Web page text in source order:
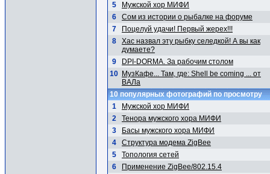
5
Мужской хор МИФИ
6
Сом из истории о рыбалке на форуме
7
Поцелуй удачи! Первый жерех!!!
8
Хас назвал эту рыбку селедкой! А вы как
думаете?
9
DPI-DORMA. За рабочим столом
10 МузКафе... Там, где: Shell be coming ... от
ВАЛа
10 популярных фотографий по просмотру
1
Мужской хор МИФИ
2
Тенора мужского хора МИФИ
3
Басы мужского хора МИФИ
4
Структура модема ZigBee
5
Топология сетей
6
Применение ZigBee/802.15.4